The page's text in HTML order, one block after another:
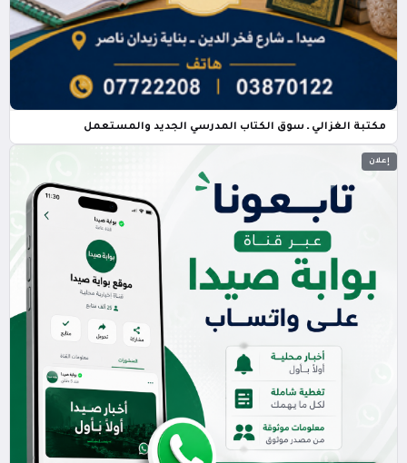
مكتبة الغزالي ـ سوق الكتاب المدرسي الجديد والمستعمل
إعلان